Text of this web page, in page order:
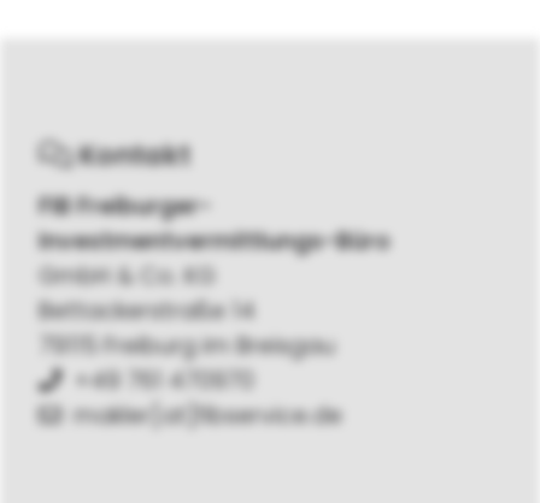
Kontakt
FIB Freiburger-
Investmentvermittlungs-Büro
GmbH & Co. KG
Bettackerstraße 14
79115 Freiburg im Breisgau
+49 761 470970
makler[at]fibservice.de